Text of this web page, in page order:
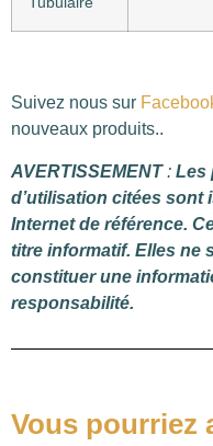
Suivez nous sur
nouveaux produits..
AVERTISSEMENT: Les
d’utilisation citées sont
Internet de référence.
titre informatif. Elles ne
constituer une
responsabilité.
Vous pourriez